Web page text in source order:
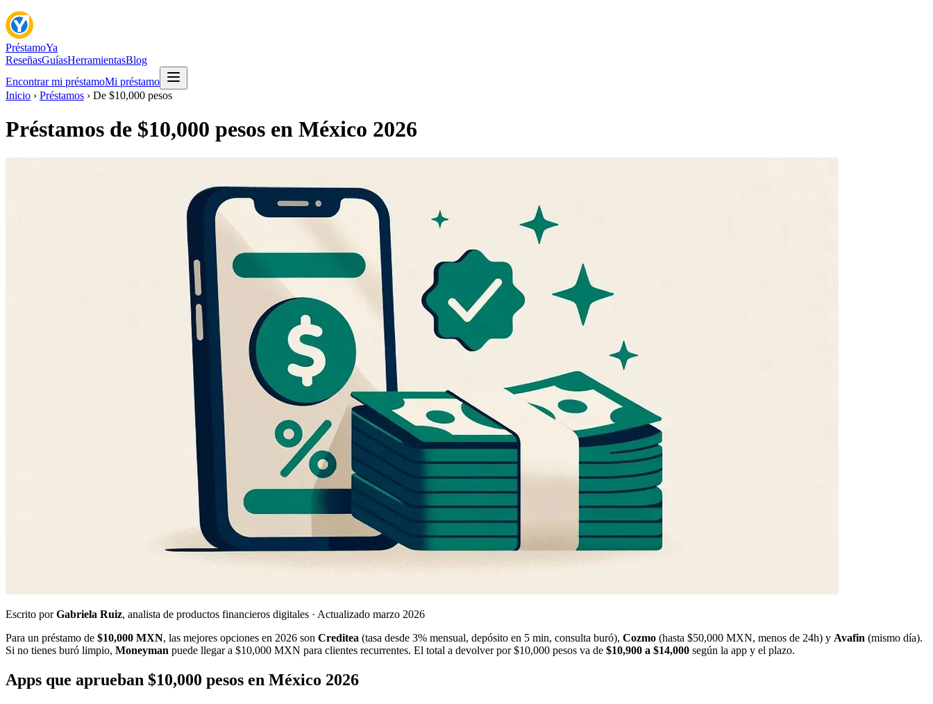
PréstamoYa
ReseñasGuíasHerramientasBlog
Encontrar mi préstamoMi préstamo
Inicio › Préstamos › De $10,000 pesos
Préstamos de $10,000 pesos en México 2026
Escrito porGabriela Ruiz, analista de productos financieros digitales · Actualizado marzo 2026
Para un préstamo de $10,000 MXN, las mejores opciones en 2026 son Creditea (tasa desde 3% mensual, depósito en 5 min, consulta buró), Cozmo (hasta $50,000 MXN, menos de 24h) y Avafin (mismo día).
Si no tienes buró limpio, Moneyman puede llegar a $10,000 MXN para clientes recurrentes. El total a devolver por $10,000 pesos va de $10,900 a $14,000 según la app y el plazo.
Apps que aprueban $10,000 pesos en México 2026